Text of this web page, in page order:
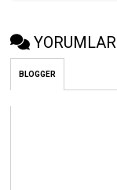
YORUMLAR
BLOGGER